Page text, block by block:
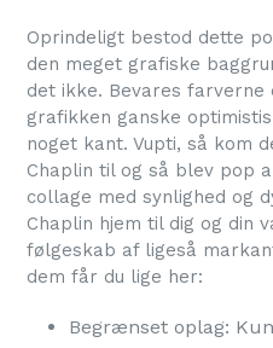
Oprindeligt bestod dette
den meget grafiske
det ikke. Bevares
grafikken ganske
noget kant. Vupti, så kom
Chaplin til og så blev pop
collage med synlighed og
Chaplin hjem til dig og din
følgeskab af ligeså
dem får du lige her:
Begrænset oplag: